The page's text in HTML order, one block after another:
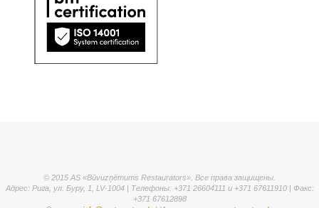
© 2015 AS «Būvuzņēmums Restaurators». Все права защищены.
Адрес: Рига, ул. Буру, 1, LV-1004 | Телефоны: +371 26604111 и +371 67611910 | Факс:
+371 67612898